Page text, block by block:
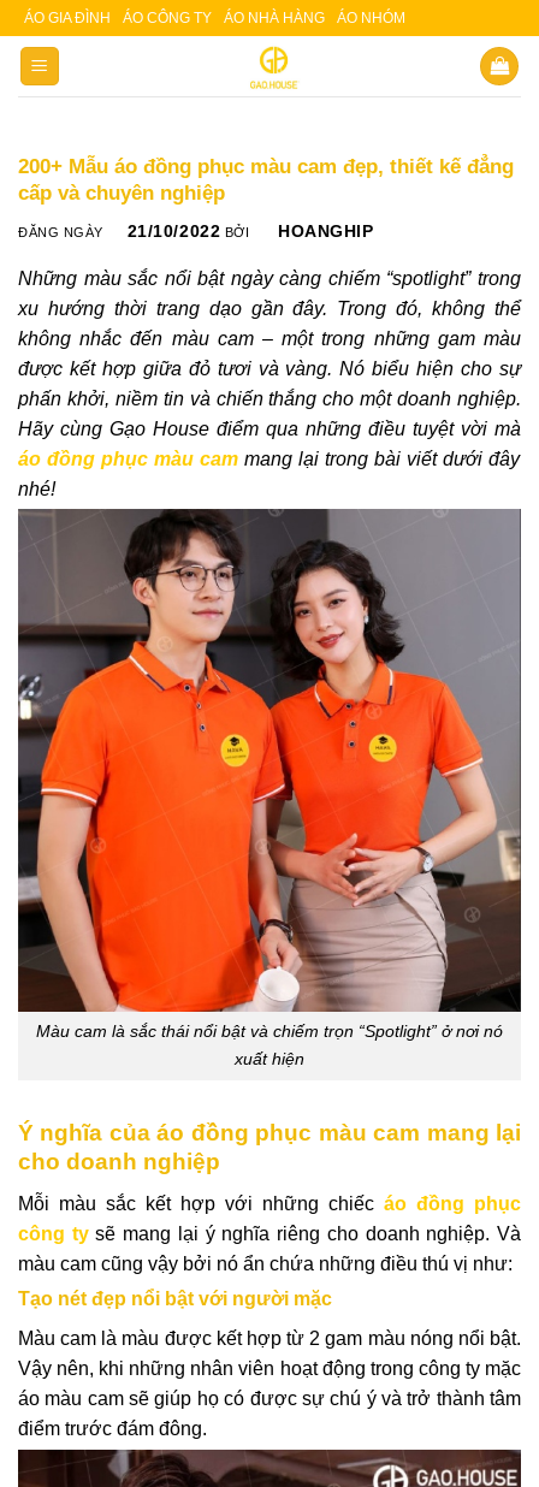
Skip
content
ÁO GIA ĐÌNH ÁO CÔNG TY ÁO NHÀ HÀNG ÁO NHÓM
200+ Mẫu áo đồng phục màu cam đẹp, thiết kế đẳng
cấp và chuyên nghiệp
ĐĂNG NGÀY 21/10/2022 BỞI HOANGHIP
Những màu sắc nổi bật ngày càng chiếm “spotlight” trong
xu hướng thời trang dạo gần đây. Trong đó, không thể
không nhắc đến màu cam – một trong những gam màu
được kết hợp giữa đỏ tươi và vàng. Nó biểu hiện cho sự
phấn khởi, niềm tin và chiến thắng cho một doanh nghiệp.
Hãy cùng Gạo House điểm qua những điều tuyệt vời mà
áo đồng phục màu cam mang lại trong bài viết dưới đây
nhé!
Màu cam là sắc thái nổi bật và chiếm trọn “Spotlight” ở nơi nó
xuất hiện
Ý nghĩa của áo đồng phục màu cam mang lại
cho doanh nghiệp
Mỗi màu sắc kết hợp với những chiếc áo đồng phục
công ty sẽ mang lại ý nghĩa riêng cho doanh nghiệp. Và
màu cam cũng vậy bởi nó ẩn chứa những điều thú vị như:
Tạo nét đẹp nổi bật với người mặc
Màu cam là màu được kết hợp từ 2 gam màu nóng nổi bật.
Vậy nên, khi những nhân viên hoạt động trong công ty mặc
áo màu cam sẽ giúp họ có được sự chú ý và trở thành tâm
điểm trước đám đông.